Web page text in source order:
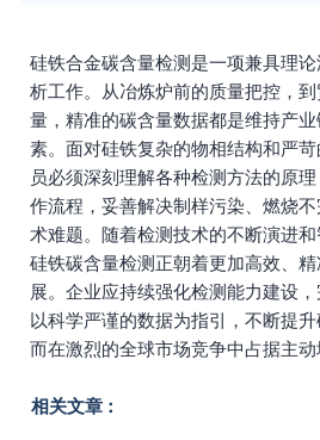
硅铁合金碳含量检测是一项兼具理
析工作。从冶炼炉前的质量把控，
量，精准的碳含量数据都是维持产
素。面对硅铁复杂的物相结构和严
员必须深刻理解各种检测方法的原
作流程，妥善解决制样污染、燃烧
术难题。随着检测技术的不断演进和
硅铁碳含量检测正朝着更加高效、
展。企业应持续强化检测能力建设，
以科学严谨的数据为指引，不断提
而在激烈的全球市场竞争中占据主动
相关文章：